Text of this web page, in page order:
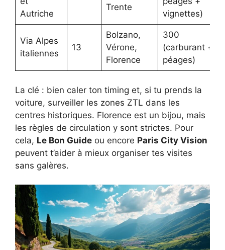
Autriche
Trente
vignettes)
Via Alpes
italiennes
13
Bolzano,
Vérone,
Florence
300
(carburant +
péages)
La clé : bien caler ton timing et, si tu prends la
voiture, surveiller les zones ZTL dans les
centres historiques. Florence est un bijou, mais
les règles de circulation y sont strictes. Pour
cela, Le Bon Guide ou encore Paris City Vision
peuvent t’aider à mieux organiser tes visites
sans galères.